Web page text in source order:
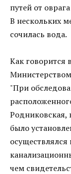
путей от
В нескольких
сочилась вода.
Как говорится
"При
было
чем